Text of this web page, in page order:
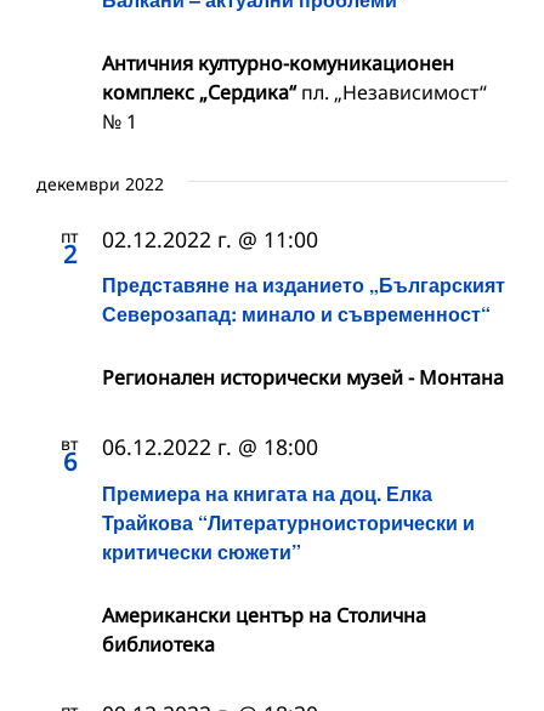
Античния културно-комуникационен
комплекс „Сердика“пл. „Независимост“
№ 1
декември 2022
пт
2
Представяне на изданието „Българският
Северозапад: минало и съвременност“
02.12.2022 г. @ 11:00
Регионален исторически музей - Монтана
вт
6
Премиера на книгата на доц. Елка
Трайкова “Литературноисторически и
критически сюжети”
06.12.2022 г. @ 18:00
Американски център на Столична
библиотека